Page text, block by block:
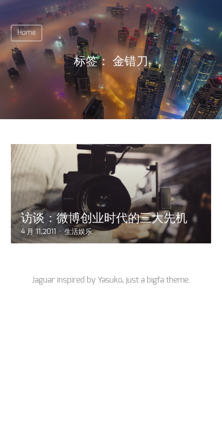
Home
标签： 金错刀
访谈：微博创业时代的三大先机
4 月 11,2011 生活娱乐
Jaguar inspired by Yasuko, just a bigfa theme.